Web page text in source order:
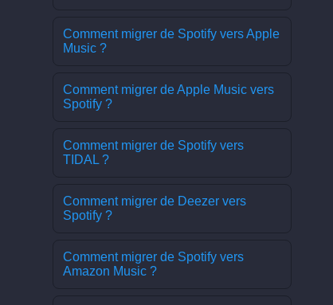
Comment migrer de Spotify vers Apple
Music ?
Comment migrer de Apple Music vers
Spotify ?
Comment migrer de Spotify vers
TIDAL ?
Comment migrer de Deezer vers
Spotify ?
Comment migrer de Spotify vers
Amazon Music ?